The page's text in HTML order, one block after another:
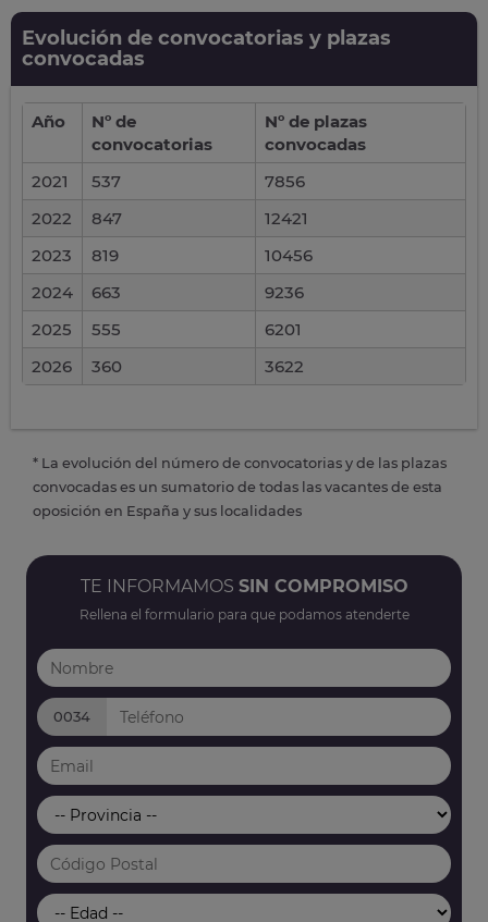
Evolución de convocatorias y plazas
convocadas
Año
Nº de
convocatorias
Nº de plazas
convocadas
2021
537
7856
2022
847
12421
2023
819
10456
2024
663
9236
2025
555
6201
2026
360 3622
* La evolución del número de convocatorias y de las plazas
convocadas es un sumatorio de todas las vacantes de esta
oposición en España y sus localidades
TE INFORMAMOS SIN COMPROMISO
Rellena el formulario para que podamos atenderte
0034